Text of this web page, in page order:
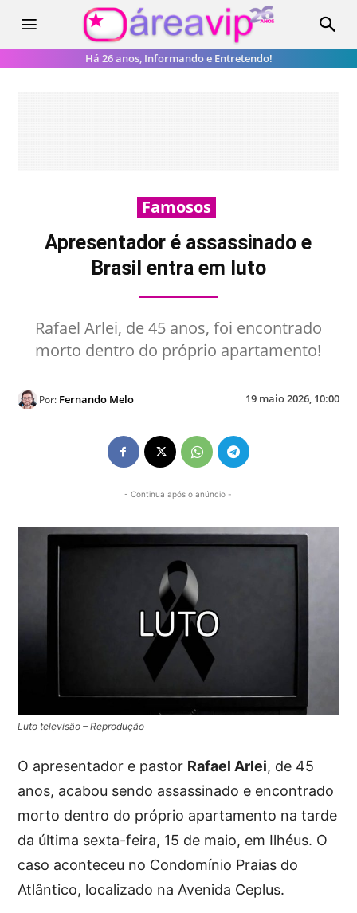
Há 26 anos, Informando e Entretendo!
Famosos
Apresentador é assassinado e
Brasil entra em luto
Rafael Arlei, de 45 anos, foi encontrado
morto dentro do próprio apartamento!
Por: Fernando Melo 19 maio 2026, 10:00
- Continua após o anúncio -
Luto televisão – Reprodução
O apresentador e pastor Rafael Arlei, de 45
anos, acabou sendo assassinado e encontrado
morto dentro do próprio apartamento na tarde
da última sexta-feira, 15 de maio, em Ilhéus. O
caso aconteceu no Condomínio Praias do
Atlântico, localizado na Avenida Ceplus.